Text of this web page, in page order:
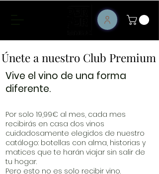
Únete a nuestro Club Premium
Únete a nuestro Club Premium
Vive el vino de una forma
diferente.
Por solo 19,99€ al mes, cada mes
recibirás en casa dos vinos
cuidadosamente elegidos de nuestro
catálogo: botellas con alma, historias y
matices que te harán viajar sin salir de
tu hogar.
Pero esto no es solo recibir vino.